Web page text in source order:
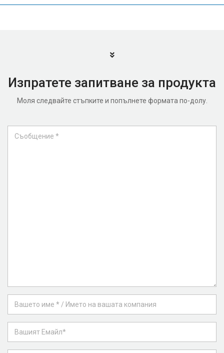
Изпратете запитване за продукта
Моля следвайте стъпките и попълнете формата по-долу.